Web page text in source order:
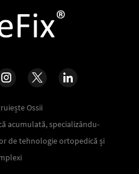
Ossii
acumulată, specializându-
de tehnologie ortopedică și